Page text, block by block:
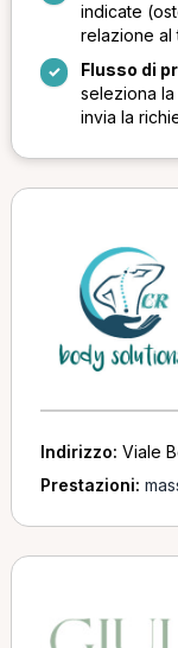
indicate
relazione al
Flusso di
seleziona
invia la
Indirizzo: Viale
Prestazioni: